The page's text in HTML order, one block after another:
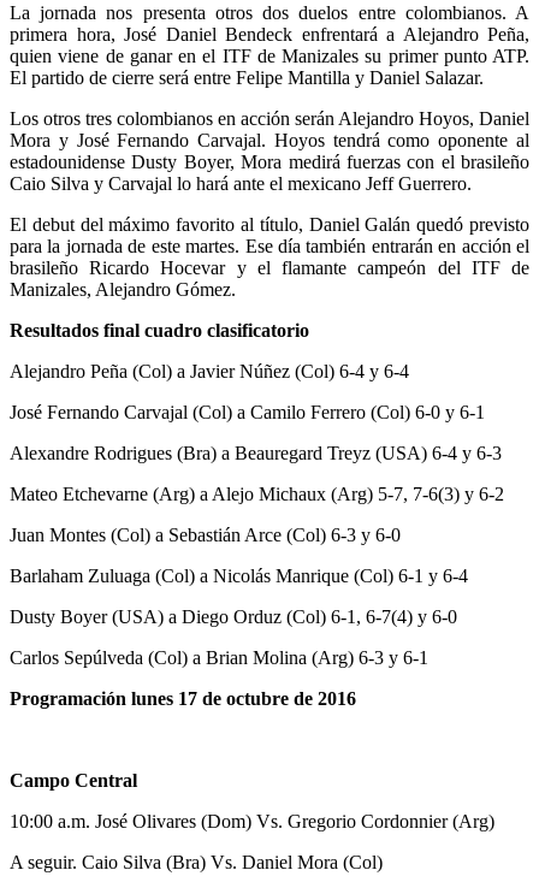
La jornada nos presenta otros dos duelos entre colombianos. A
primera hora, José Daniel Bendeck enfrentará a Alejandro Peña,
quien viene de ganar en el ITF de Manizales su primer punto ATP.
El partido de cierre será entre Felipe Mantilla y Daniel Salazar.
Los otros tres colombianos en acción serán Alejandro Hoyos, Daniel
Mora y José Fernando Carvajal. Hoyos tendrá como oponente al
estadounidense Dusty Boyer, Mora medirá fuerzas con el brasileño
Caio Silva y Carvajal lo hará ante el mexicano Jeff Guerrero.
El debut del máximo favorito al título, Daniel Galán quedó previsto
para la jornada de este martes. Ese día también entrarán en acción el
brasileño Ricardo Hocevar y el flamante campeón del ITF de
Manizales, Alejandro Gómez.
Resultados final cuadro clasificatorio
Alejandro Peña (Col) a Javier Núñez (Col) 6-4 y 6-4
José Fernando Carvajal (Col) a Camilo Ferrero (Col) 6-0 y 6-1
Alexandre Rodrigues (Bra) a Beauregard Treyz (USA) 6-4 y 6-3
Mateo Etchevarne (Arg) a Alejo Michaux (Arg) 5-7, 7-6(3) y 6-2
Juan Montes (Col) a Sebastián Arce (Col) 6-3 y 6-0
Barlaham Zuluaga (Col) a Nicolás Manrique (Col) 6-1 y 6-4
Dusty Boyer (USA) a Diego Orduz (Col) 6-1, 6-7(4) y 6-0
Carlos Sepúlveda (Col) a Brian Molina (Arg) 6-3 y 6-1
Programación lunes 17 de octubre de 2016
Campo Central
10:00 a.m. José Olivares (Dom) Vs. Gregorio Cordonnier (Arg)
A seguir. Caio Silva (Bra) Vs. Daniel Mora (Col)